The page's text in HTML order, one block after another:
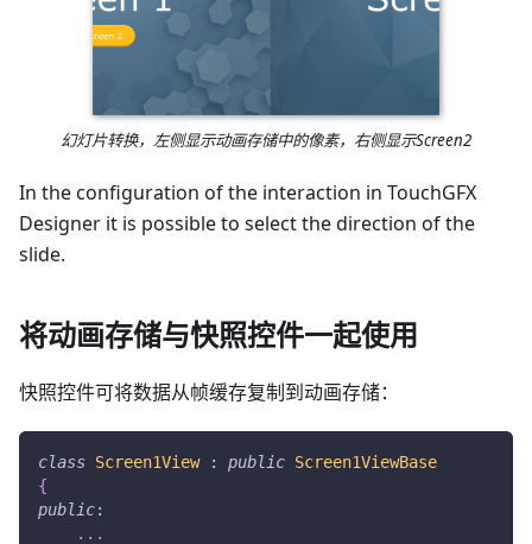
幻灯片转换，左侧显示动画存储中的像素，右侧显示Screen2
In the configuration of the interaction in TouchGFX
Designer it is possible to select the direction of the
slide.
将动画存储与快照控件一起使用
快照控件可将数据从帧缓存复制到动画存储：
class Screen1View : public Screen1ViewBase
{
public:
. . .